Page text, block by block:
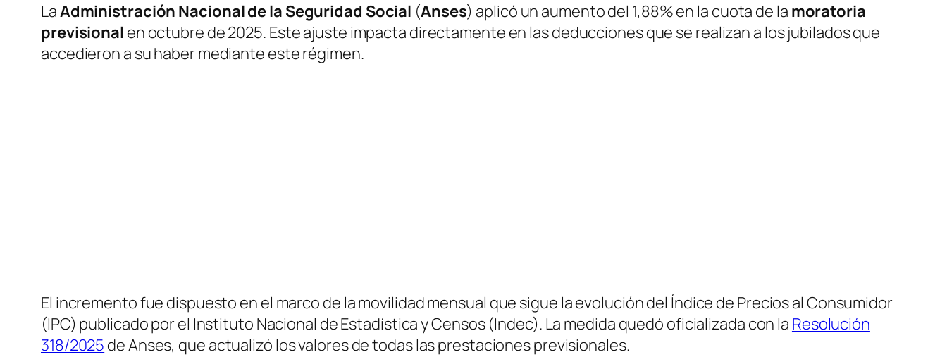
LaAdministración Nacional de la Seguridad Social (Anses) aplicó un aumento del 1,88% en la cuota de la moratoria
previsional en octubre de 2025. Este ajuste impacta directamente en las deducciones que se realizan a los jubilados que
accedieron a su haber mediante este régimen.
El incremento fue dispuesto en el marco de la movilidad mensual que sigue la evolución del Índice de Precios al Consumidor
(IPC) publicado por el Instituto Nacional de Estadística y Censos (Indec). La medida quedó oficializada con la Resolución
318/2025 de Anses, que actualizó los valores de todas las prestaciones previsionales.